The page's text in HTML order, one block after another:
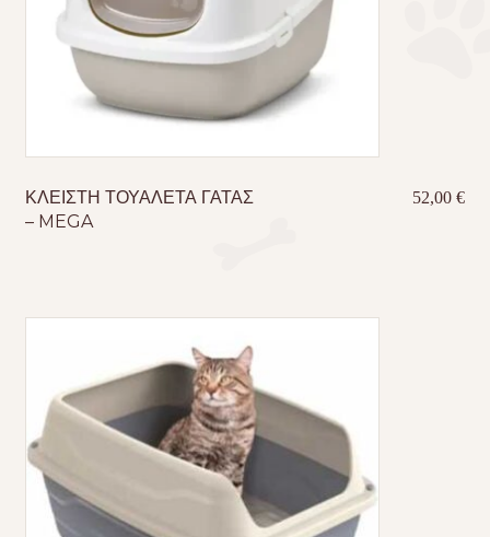
ΚΛΕΙΣΤΗ ΤΟΥΑΛΕΤΑ ΓΑΤΑΣ
– MEGA
52,00€